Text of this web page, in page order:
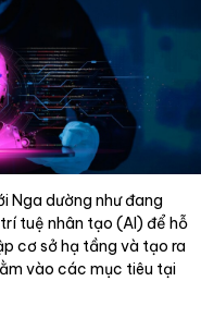
Nga dường như đang
tuệ nhân tạo (AI) để hỗ
cơ sở hạ tầng và tạo ra
vào các mục tiêu tại